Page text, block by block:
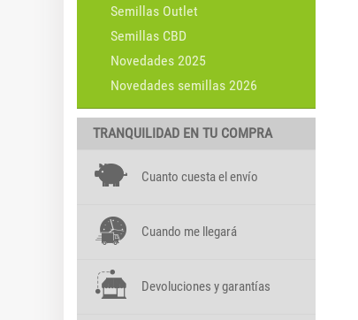
Semillas Outlet
Semillas CBD
Novedades 2025
Novedades semillas 2026
TRANQUILIDAD EN TU COMPRA
Cuanto cuesta el envío
Cuando me llegará
Devoluciones y garantías